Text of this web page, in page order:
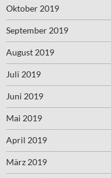
Oktober 2019
September 2019
August 2019
Juli 2019
Juni 2019
Mai 2019
April 2019
März 2019